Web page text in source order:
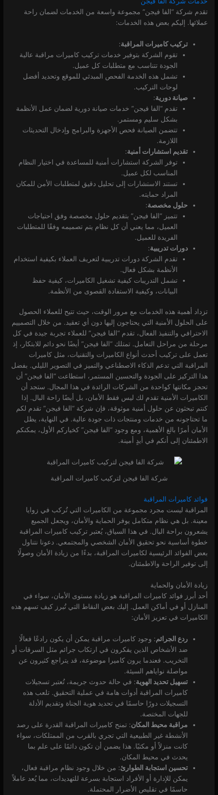
تقدم شركة “الفا فيجن” مجموعة واسعة من الخدمات لضمان راحة
عملائها. إليكم بعض هذه الخدمات:
تركيب كاميرات المراقبة:
تقوم الشركة بتوفير خدمات تركيب كاميرات مراقبة عالية
الجودة تتناسب مع متطلبات كل عميل.
تشمل هذه الخدمة الفحص المبدئي للموقع وتحديد أفضل
لوحات التركيب.
صيانة دورية:
تقدم “الفا فيجن” خدمات صيانة دورية لضمان عمل الأنظمة
بشكل سليم ومستمر.
تتضمن الصيانة فحص الأجهزة والبرامج وإدخال التحديثات
اللازمة.
تقديم استشارات أمنية:
توفر الشركة استشارات أمنية للمساعدة في اختيار النظام
المناسب لكل عميل.
تستند الاستشارات إلى تحليل دقيق لمتطلبات الأمن للمكان
المراد حمايته.
حلول مخصصة:
تتميز “الفا فيجن” بتقديم حلول مخصصة وفق احتياجات
العميل، مما يعني أن كل نظام يتم تصميمه وفقًا للمتطلبات
الفريدة للعميل.
دورات تدريبية:
تقدم الشركة دورات تدريبية لتعريف العملاء بكيفية استخدام
الأنظمة بشكل فعال.
تشمل التدريبات كيفية تشغيل الكاميرات، كيفية حفظ
البيانات، وكيفية الاستفادة القصوى من الأنظمة.
تزداد أهمية هذه الخدمات مع مرور الوقت، حيث تتيح للعملاء الحصول
على الحلول الأمنية التي يحتاجون إليها دون أي تعقيد. من خلال التصمييم
الاحترافي والتنفيذ الفعال، تقدم “الفا فيجن” للعملاء تجربة جيدة في كل
مرحلة من مراحل التعامل. تمتلك “الفا فيجن” أيضًا نحو دائم للابتكار، إذ
تعمل على تركيب أحدث أنواع الكاميرات والتقنيات، مثل كاميرات
المراقبة التي تدعم الذكاء الاصطناعي والتميز في التصوير الليلي. بفضل
هذا التركيز على الجودة والتحسين المستمر، استطاعت “الفا فيجن” أن
تحجز مكانتها كواحدة من الشركات الرائدة في هذا المجال. ستجد أن
الكاميرات الأمنية تقدم لك ليس فقط الأمان، بل أيضًا راحة البال. إذا
كنتم تبحثون عن حلول أمنية موثوقة، فإن شركة “الفا فيجن” تقدم لكم
ما تحتاجونه من خدمات ومنتجات ذات جودة عالية. في النهاية، يظل
الأمان أمرًا بالغ الأهمية، ومع وجود “الفا فيجن” كخياركم الأول، يمكنكم
الاطمئنان إلى أنكم في أيدٍ أمينة.
شركة الفا فيجن لتركيب كاميرات المراقبة
فوائد كاميرات المراقبة
المراقبة ليست مجرد مجموعة من الكاميرات التي تُركب في زوايا
معينة. بل هي نظام متكامل يوفر الحماية والأمان، ويجعل الجميع
يشعرون براحة البال. في هذا السياق، يُعتبر تركيب كاميرات المراقبة
خطوة أساسية نحو تحقيق الأمان الشخصي والمجتمعي. دعونا نتناول
بعض الفوائد الرئيسية لكاميرات المراقبة، بدءًا من زيادة الأمان وصولًا
إلى توفير الراحة والاطمئنان.
زيادة الأمان والحماية
أحد أبرز فوائد كاميرات المراقبة هو زيادة مستوى الأمان، سواء في
المنازل أو في أماكن العمل. إليك بعض النقاط التي تُبرز كيف تسهم هذه
الكاميرات في تعزيز الأمان:
ردع الجرائم: وجود كاميرات مراقبة يمكن أن يكون رادعًا فعالًا
ضد الأشخاص الذين يفكرون في ارتكاب جرائم مثل السرقات أو
التخريب. فعندما يرون كاميرا موضوعة، قد يتراجع كثيرون عن
مواصلة نواياهم السيئة.
تسهيل تحديد الهوية: في حالة حدوث جريمة، تُعتبر تسجيلات
كاميرات المراقبة أدوات هامة في عملية التحقيق. تلعب هذه
التسجيلات دورًا حاسمًا في تحديد هوية الجناة وتقديم الأدلة
للجهات المختصة.
مراقبة محيط المكان: تمنح كاميرات المراقبة القدرة على رصد
الأنشطة غير الطبيعية التي تجري بالقرب من الممتلكات، سواء
كانت منزلاً أو مكتبًا. هذا يضمن أن تكون دائمًا على علم بما
يحدث في محيط المكان.
تحسين استجابة الطوارئ: من خلال وجود نظام مراقبة فعال،
يمكن للإدارة أو الأفراد استجابة بسرعة للتهديدات، مما يُعد عاملاً
حاسمًا في تقليص الأضرار المحتملة.
4.21k
3.47k
3.57k